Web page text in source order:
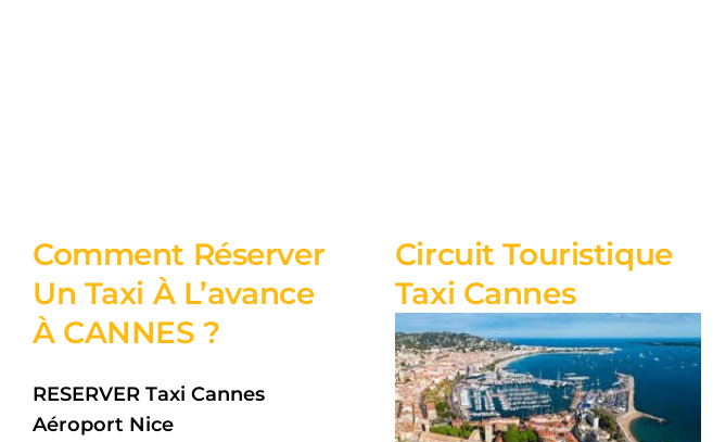
Comment Réserver
Un Taxi À L’avance
À CANNES?
RESERVER Taxi Cannes
Aéroport Nice
Circuit Touristique
Taxi Cannes